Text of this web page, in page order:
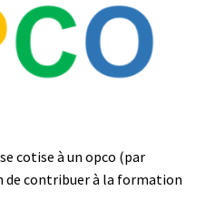
cotise à un opco (par
de contribuer à la formation